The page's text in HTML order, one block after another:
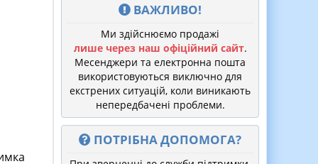
ВАЖЛИВО!
Ми здійснюємо продажі
лише через наш офіційний сайт.
Месенджери та електронна пошта
використовуються виключно для
екстрених ситуацій, коли виникають
непередбачені проблеми.
ПОТРІБНА ДОПОМОГА?